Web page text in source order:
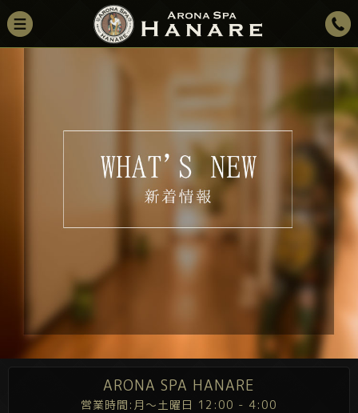
ARONA SPA HANARE
営業時間:月～土曜日 12:00 - 4:00